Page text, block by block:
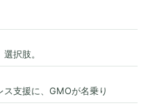
択肢。
ス支援に、GMOが名乗り